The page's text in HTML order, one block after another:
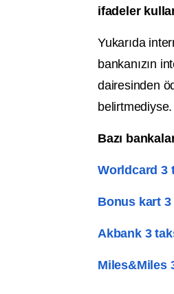
ifadeler
Yukarıda
bankanızın
dairesinden
belirtmediyse.
Bazı
Worldcard 3
Bonus kart
Akbank 3
Miles&Miles